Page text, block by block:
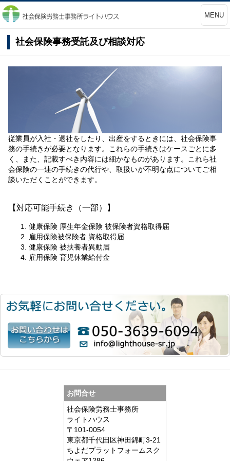
MENU
社会保険事務受託及び相談対応
従業員が入社・退社をしたり、出産をするときには、社会保険事
務の手続きが必要となります。これらの手続きはケースごとに多
く、また、記載すべき内容には細かなものがあります。これら社
会保険の一連の手続きの代行や、取扱いが不明な点についてご相
談いただくことができます。
【対応可能手続き（一部）】
健康保険 厚生年金保険 被保険者資格取得届
雇用保険被保険者 資格取得届
健康保険 被扶養者異動届
雇用保険 育児休業給付金
お問合せ
社会保険労務士事務所
ライトハウス
〒101-0054
東京都千代田区神田錦町3-21
ちよだプラットフォームスク